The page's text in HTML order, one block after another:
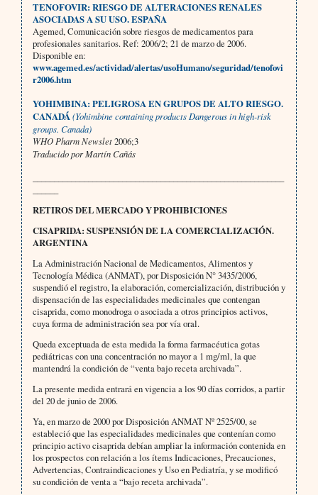
TENOFOVIR: RIESGO DE ALTERACIONES RENALES
ASOCIADAS A SU USO. ESPAÑA
Agemed,Comunicación sobre riesgos de medicamentos para
profesionales sanitarios. Ref: 2006/2; 21 de marzo de 2006.
Disponible en:
www.agemed.es/actividad/alertas/usoHumano/seguridad/tenofovi
r2006.htm
YOHIMBINA: PELIGROSA EN GRUPOS DE ALTO RIESGO.
CANADÁ(Yohimbine containing products Dangerous in high-risk
groups. Canada)
WHO Pharm Newslet2006;3
Traducido por Martín Cañás
RETIROS DEL MERCADO Y PROHIBICIONES
CISAPRIDA: SUSPENSIÓN DE LA COMERCIALIZACIÓN.
ARGENTINA
La Administración Nacional de Medicamentos, Alimentos y
Tecnología Médica (ANMAT), por Disposición N° 3435/2006,
suspendió el registro, la elaboración, comercialización, distribución y
dispensación de las especialidades medicinales que contengan
cisaprida, como monodroga o asociada a otros principios activos,
cuya forma de administración sea por vía oral.
Queda exceptuada de esta medida la forma farmacéutica gotas
pediátricas con una concentración no mayor a 1 mg/ml, la que
mantendrá la condición de “venta bajo receta archivada”.
La presente medida entrará en vigencia a los 90 días corridos, a partir
del 20 de junio de 2006.
Ya, en marzo de 2000 por Disposición ANMAT Nº 2525/00, se
estableció que las especialidades medicinales que contenían como
principio activo cisaprida debían ampliar la información contenida en
los prospectos con relación a los ítems Indicaciones, Precauciones,
Advertencias, Contraindicaciones y Uso en Pediatría, y se modificó
su condición de venta a “bajo receta archivada”.